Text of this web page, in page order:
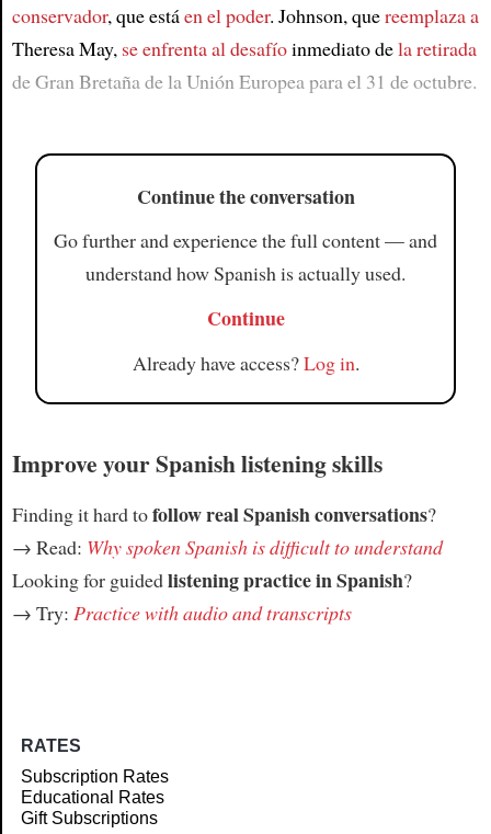
Article
conservador, que estáen el poder. Johnson, quereemplaza a
Theresa May, se enfrenta al desafíoinmediato dela retirada
de Gran Bretaña de la Unión Europea para el 31 de octubre.
Continue the conversation
Go further and experience the full content — and
understand how Spanish is actually used.
Continue
Already have access?Log in.
Improve your Spanish listening skills
Finding it hard tofollow real Spanish conversations?
→ Read: Why spoken Spanish is difficult to understand
Looking for guidedlistening practice in Spanish?
→ Try: Practice with audio and transcripts
RATES
Subscription Rates
Educational Rates
Gift Subscriptions